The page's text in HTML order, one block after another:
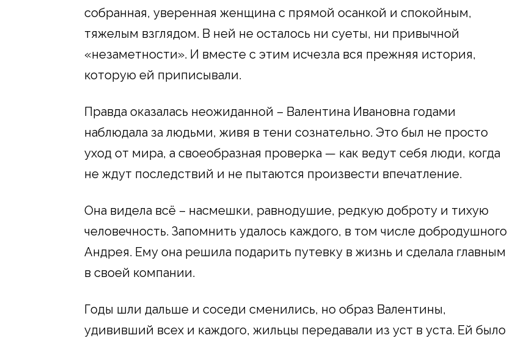
собранная, уверенная женщина с прямой осанкой и спокойным,
тяжелым взглядом. В ней не осталось ни суеты, ни привычной
«незаметности». И вместе с этим исчезла вся прежняя история,
которую ей приписывали.
Правда оказалась неожиданной – Валентина Ивановна годами
наблюдала за людьми, живя в тени сознательно. Это был не просто
уход от мира, а своеобразная проверка — как ведут себя люди, когда
не ждут последствий и не пытаются произвести впечатление.
Она видела всё – насмешки, равнодушие, редкую доброту и тихую
человечность. Запомнить удалось каждого, в том числе добродушного
Андрея. Ему она решила подарить путевку в жизнь и сделала главным
в своей компании.
Годы шли дальше и соседи сменились, но образ Валентины,
удививший всех и каждого, жильцы передавали из уст в уста. Ей было